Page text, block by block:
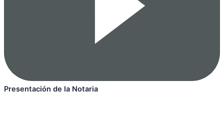
Presentación de la Notaria